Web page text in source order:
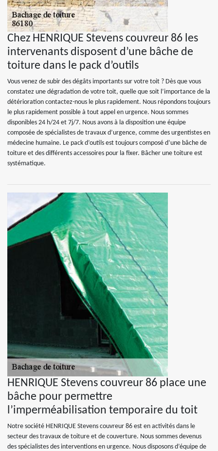
Chez HENRIQUE Stevens couvreur 86 les
intervenants disposent d’une bâche de
toiture dans le pack d’outils
Vous venez de subir des dégâts importants sur votre toit ? Dès que vous
constatez une dégradation de votre toit, quelle que soit l’importance de la
détérioration contactez-nous le plus rapidement. Nous répondons toujours
le plus rapidement possible à tout appel en urgence. Nous sommes
disponibles 24 h/24 et 7j/7. Nous avons à la disposition une équipe
composée de spécialistes de travaux d’urgence, comme des urgentistes en
médecine humaine. Le pack d’outils est toujours composé d’une bâche de
toiture et des différents accessoires pour la fixer. Bâcher une toiture est
systématique.
HENRIQUE Stevens couvreur 86 place une
bâche pour permettre
l’imperméabilisation temporaire du toit
Notre société HENRIQUE Stevens couvreur 86 est en activités dans le
secteur des travaux de toiture et de couverture. Nous sommes devenus
des spécialistes des interventions en urgence. Nous disposons d’équipe de